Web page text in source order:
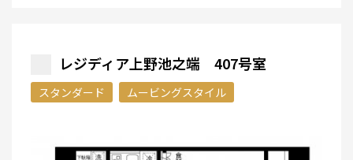
レジディア上野池之端 407号室
スタンダード ムービングスタイル